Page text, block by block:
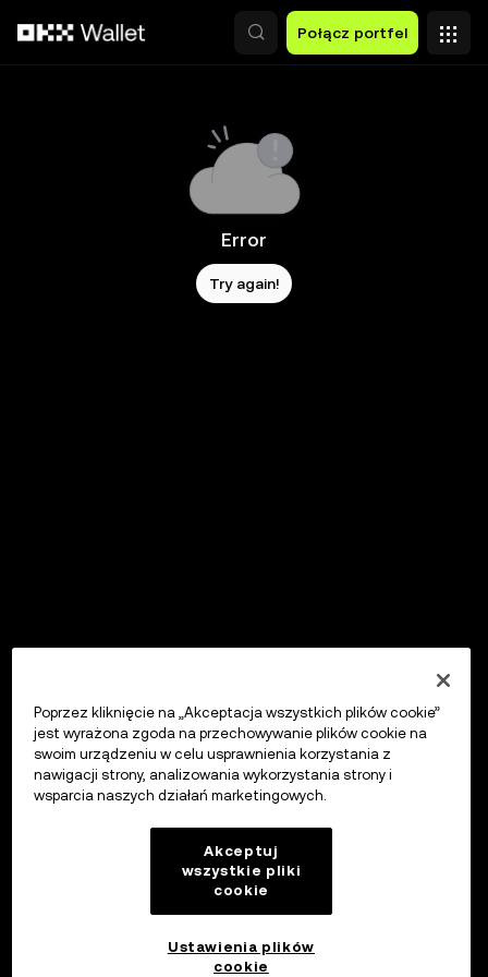
Połącz portfel
Error
Try again!
Poprzez kliknięcie na „Akceptacja wszystkich plików cookie”
jest wyrażona zgoda na przechowywanie plików cookie na
swoim urządzeniu w celu usprawnienia korzystania z
nawigacji strony, analizowania wykorzystania strony i
wsparcia naszych działań marketingowych.
Akceptuj
wszystkie pliki
cookie
Ustawienia plików
cookie